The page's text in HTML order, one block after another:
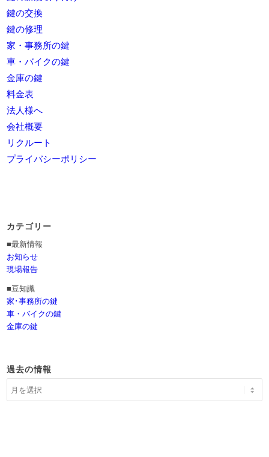
鍵の交換
鍵の修理
家・事務所の鍵
車・バイクの鍵
金庫の鍵
料金表
法人様へ
会社概要
リクルート
プライバシーポリシー
カテゴリー
■最新情報
お知らせ
現場報告
■豆知識
家･事務所の鍵
車・バイクの鍵
金庫の鍵
過去の情報